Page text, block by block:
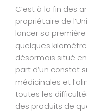
C’est à la fin des
propriétaire de
lancer sa
quelques
désormais situé
part d’un constat
médicinales et
toutes les
des produits de